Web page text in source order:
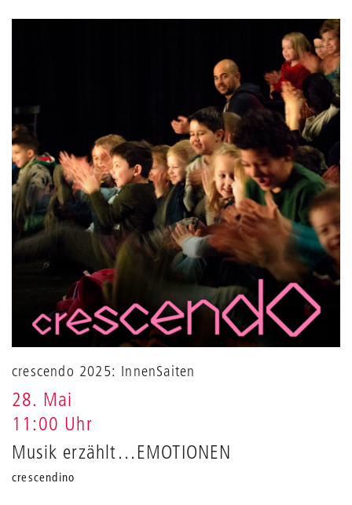
crescendo 2025: InnenSaiten
28. Mai
11:00 Uhr
Musik erzählt…EMOTIONEN
crescendino